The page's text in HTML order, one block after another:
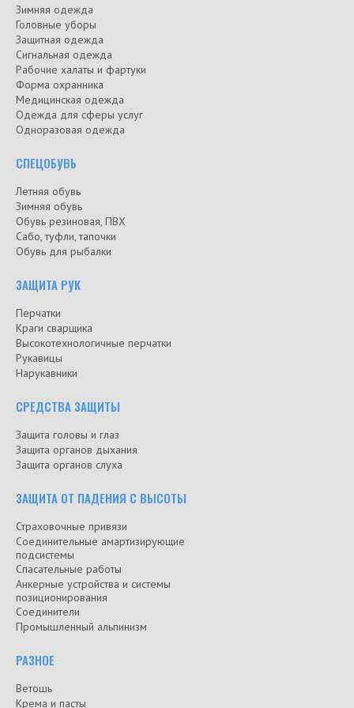
Зимняя одежда
Головные уборы
Защитная одежда
Сигнальная одежда
Рабочие халаты и фартуки
Форма охранника
Медицинская одежда
Одежда для сферы услуг
Одноразовая одежда
СПЕЦОБУВЬ
Летняя обувь
Зимняя обувь
Обувь резиновая, ПВХ
Сабо, туфли, тапочки
Обувь для рыбалки
ЗАЩИТА РУК
Перчатки
Краги сварщика
Высокотехнологичные перчатки
Рукавицы
Нарукавники
СРЕДСТВА ЗАЩИТЫ
Защита головы и глаз
Защита органов дыхания
Защита органов слуха
ЗАЩИТА ОТ ПАДЕНИЯ С ВЫСОТЫ
Страховочные привязи
Соединительные амартизирующие
подсистемы
Спасательные работы
Анкерные устройства и системы
позиционирования
Соединители
Промышленный альпинизм
РАЗНОЕ
Ветошь
Крема и пасты